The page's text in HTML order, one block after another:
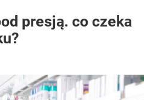
presją. co czeka